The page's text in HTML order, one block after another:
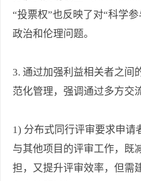
“投票权”也反映了对“科学
政治和伦理问题。
3. 通过加强利益相关者之间
范化管理，强调通过多方交
1) 分布式同行评审要求申请
与其他项目的评审工作，既
担，又提升评审效率，但需